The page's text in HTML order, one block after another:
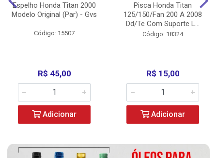
Espelho Honda Titan 2000
Modelo Original (Par) - Gvs
Código: 15507
R$ 45,00
Adicionar
Pisca Honda Titan
125/150/Fan 200 A 2008
Dd/Te Com Suporte L...
Código: 18324
R$ 15,00
Adicionar